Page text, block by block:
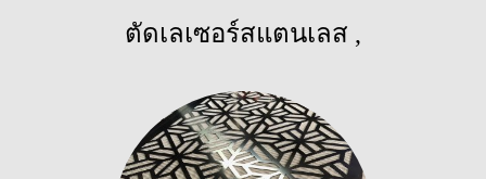
ตัดเลเซอร์สแตนเลส ,